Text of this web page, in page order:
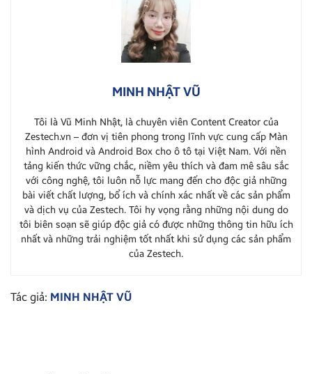
MINH NHẬT VŨ
Tôi là Vũ Minh Nhật, là chuyên viên Content Creator của
Zestech.vn – đơn vị tiên phong trong lĩnh vực cung cấp Màn
hình Android và Android Box cho ô tô tại Việt Nam. Với nền
tảng kiến thức vững chắc, niềm yêu thích và đam mê sâu sắc
với công nghệ, tôi luôn nỗ lực mang đến cho độc giả những
bài viết chất lượng, bổ ích và chính xác nhất về các sản phẩm
và dịch vụ của Zestech. Tôi hy vọng rằng những nội dung do
tôi biên soạn sẽ giúp độc giả có được những thông tin hữu ích
nhất và những trải nghiệm tốt nhất khi sử dụng các sản phẩm
của Zestech.
Tác giả: MINH NHẬT VŨ